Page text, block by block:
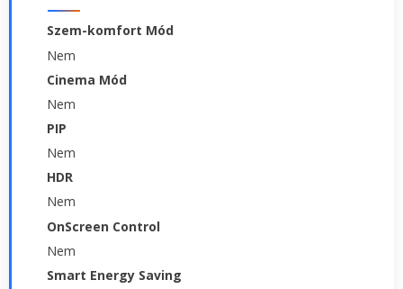
Szem-komfort Mód
Nem
Cinema Mód
Nem
PIP
Nem
HDR
Nem
OnScreen Control
Nem
Smart Energy Saving